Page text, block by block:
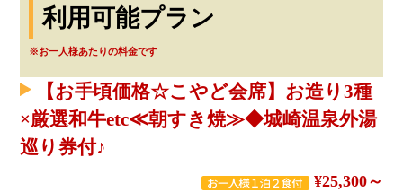
利用可能プラン
※お一人様あたりの料金です
【お手頃価格☆こやど会席】お造り3種
×厳選和牛etc≪朝すき焼≫◆城崎温泉外湯
巡り券付♪
¥25,300～